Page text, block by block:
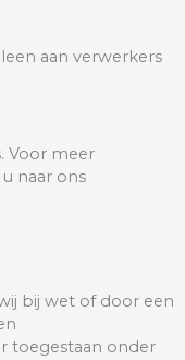
aan verwerkers
Voor meer
naar ons
bij wet of door een
toegestaan onder